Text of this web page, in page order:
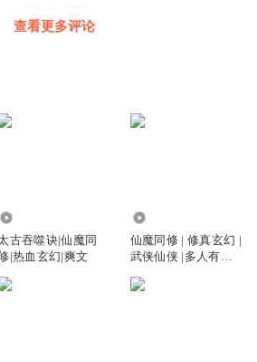
查看更多评论
古吞噬诀|仙魔同
|热血玄幻|爽文
仙魔同修 | 修真玄幻 |
武侠仙侠 |多人有声